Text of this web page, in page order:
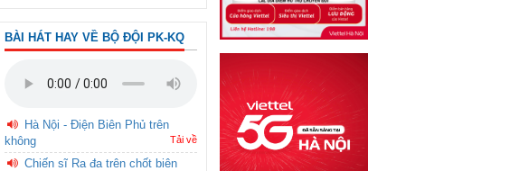
BÀI HÁT HAY VỀ BỘ ĐỘI PK-KQ
Hà Nội - Điện Biên Phủ trên
không
Tải về
Chiến sĩ Ra đa trên chốt biên